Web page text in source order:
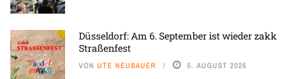
Düsseldorf: Am 6. September ist wieder zakk
Straßenfest
VON UTE NEUBAUER 5. AUGUST 2026